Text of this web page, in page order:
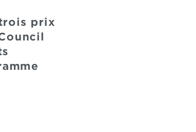
prix